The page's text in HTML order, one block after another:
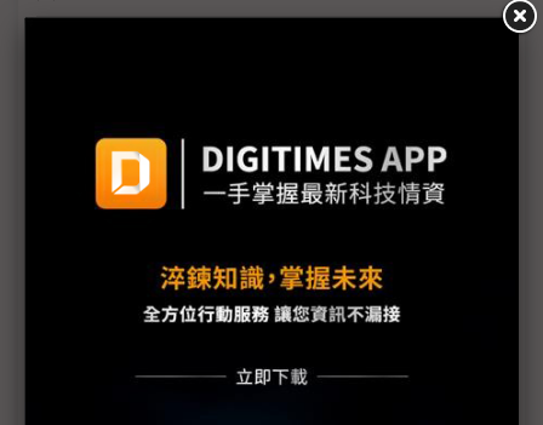
川普鬆綁H200出口惹議 美國會擬推法案嚴管輸中AI
晶片審查
美國貿易代表重批歐盟、印度 談判將延續到2026
川普關稅恐遭推翻 白宮首席經濟顧問警告：恐成行
微軟、Google入列！ 24家科技大廠簽約白宮AI「創
世紀任務」